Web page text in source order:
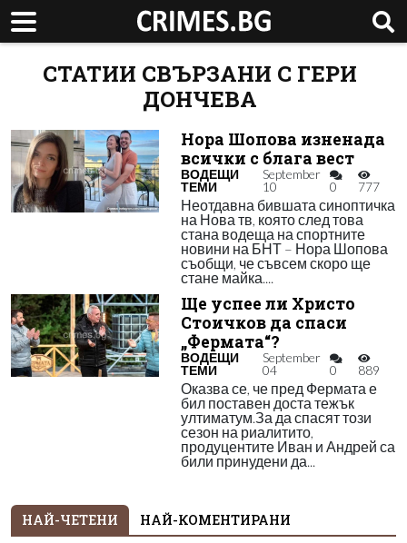
СТАТИИ СВЪРЗАНИ С ГЕРИ
ДОНЧЕВА
Нора Шопова изненада
всички с блага вест
ВОДЕЩИ
ТЕМИ
September
10
0 777
Неотдавна бившата синоптичка
на Нова тв, която след това
стана водеща на спортните
новини на БНТ – Нора Шопова
съобщи, че съвсем скоро ще
стане майка....
Ще успее ли Христо
Стоичков да спаси
„Фермата“?
ВОДЕЩИ
ТЕМИ
September
04
0 889
Оказва се, че пред Фермата е
бил поставен доста тежък
ултиматум.За да спасят този
сезон на риалитито,
продуцентите Иван и Андрей са
били принудени да...
НАЙ-ЧЕТЕНИ НАЙ-КОМЕНТИРАНИ